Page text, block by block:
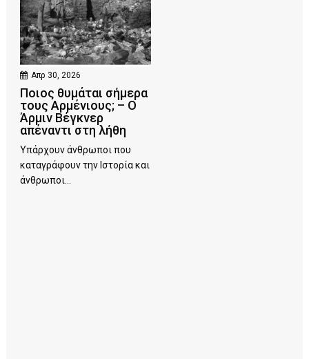
Απρ 30, 2026
Ποιος θυμάται σήμερα
τους Αρμένιους; – Ο
Άρμιν Βέγκνερ
απέναντι στη λήθη
Υπάρχουν άνθρωποι που
καταγράφουν την Ιστορία και
άνθρωποι...